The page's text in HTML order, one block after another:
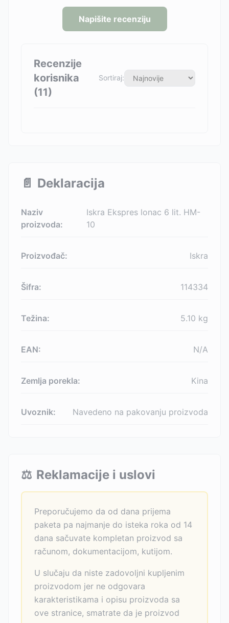
Napišite recenziju
Recenzije
korisnika
(11)
Sortiraj:
📄 Deklaracija
Naziv
proizvoda:
Iskra Ekspres lonac 6 lit. HM-
10
Proizvođač: Iskra
Šifra: 114334
Težina: 5.10 kg
EAN: N/A
Zemlja porekla: Kina
Uvoznik: Navedeno na pakovanju proizvoda
⚖️ Reklamacije i uslovi
Preporučujemo da od dana prijema
paketa pa najmanje do isteka roka od 14
dana sačuvate kompletan proizvod sa
računom, dokumentacijom, kutijom.
U slučaju da niste zadovoljni kupljenim
proizvodom jer ne odgovara
karakteristikama i opisu proizvoda sa
ove stranice, smatrate da je proizvod